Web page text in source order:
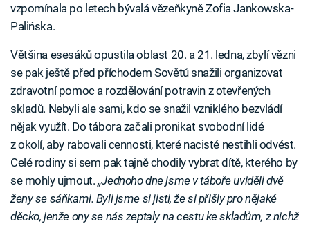
vzpomínala po letech bývalá vězeňkyně Zofia Jankowska-
Palińska.
Většina esesáků opustila oblast 20. a 21. ledna, zbylí vězni
se pak ještě před příchodem Sovětů snažili organizovat
zdravotní pomoc a rozdělování potravin z otevřených
skladů. Nebyli ale sami, kdo se snažil vzniklého bezvládí
nějak využít. Do tábora začali pronikat svobodní lidé
z okolí, aby rabovali cennosti, které nacisté nestihli odvést.
Celé rodiny si sem pak tajně chodily vybrat dítě, kterého by
se mohly ujmout. „Jednoho dne jsme v táboře uviděli dvě
ženy se sáňkami. Byli jsme si jisti, že si přišly pro nějaké
děcko, jenže ony se nás zeptaly na cestu ke skladům, z nichž